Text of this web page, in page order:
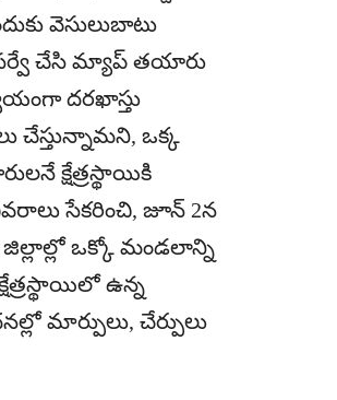
వెసులుబాటు
సర్వే చేసి మ్యాప్‌ తయారు
దరఖాస్తు
చేస్తున్నామని, ఒక్క
క్షేత్రస్థాయికి
సేకరించి, జూన్‌ 2న
ఒక్కో మండలాన్ని
ఉన్న
మార్పులు, చేర్పులు